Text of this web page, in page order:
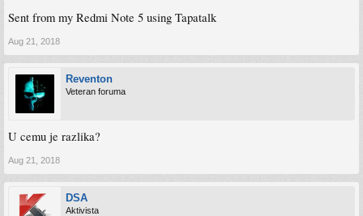
Sent from my Redmi Note 5 using Tapatalk
Aug 21, 2018
Reventon
Veteran foruma
U cemu je razlika?
Aug 21, 2018
DSA
Aktivista